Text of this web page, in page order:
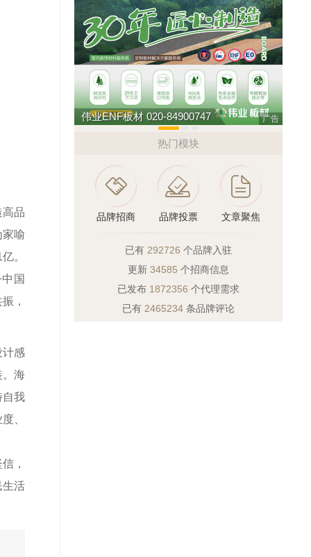
品
喻
。
国
，
计感
。海
自我
、
，
生活
伟业ENF板材 020-84900747 广告
热门模块
品牌招商 品牌投票 文章聚焦
已有 292726 个品牌入驻
更新 34585 个招商信息
已发布 1872356 个代理需求
已有 2465234 条品牌评论